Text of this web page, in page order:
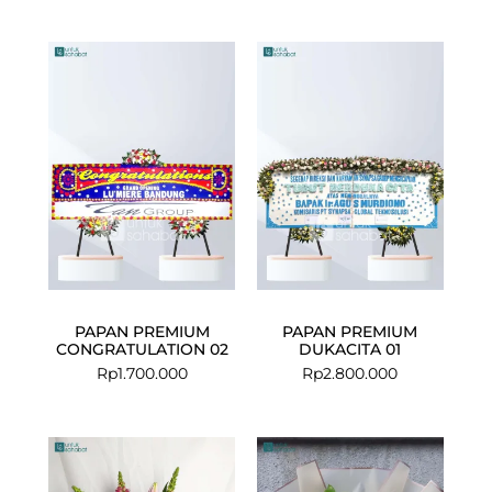
PAPAN PREMIUM
CONGRATULATION 02
Rp1.700.000
PAPAN PREMIUM
DUKACITA 01
Rp2.800.000
Original
Original
price
Current
price